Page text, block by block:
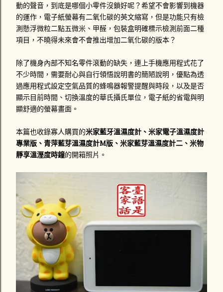
動的聲音，到底是哪個小零件沒鎖好呢？希望不會影響到機器
的運作，電子紙螢幕有二氧化碳的英文縮寫，但是功能只有檢
測懸浮微粒二點五微米、甲醛，包裝盒明確標示檢測前面二種
項目，不曉得未來會不會推出增加二氧化碳的版本？
除了機身內部不知名零件滾動的缺失，連上手機應用程式花了
不少時間，需要耐心與自行領悟說明書的簡陋說明，優點為透
過應用程式設定空氣品質的蜂鳴器報警提醒與時段，以及是否
顯示目前時間、切換溫度的華氏攝氏單位，電子紙的省電與明
顯舒適的螢幕畫面。
本篇也收錄寡人購買的米家藍牙溫濕度計、米家電子溫濕度計
專業版、青萍藍芽溫濕度計M版、米家藍芽溫濕度計二、 米物
靜享溫溼度時鐘的開箱照片。